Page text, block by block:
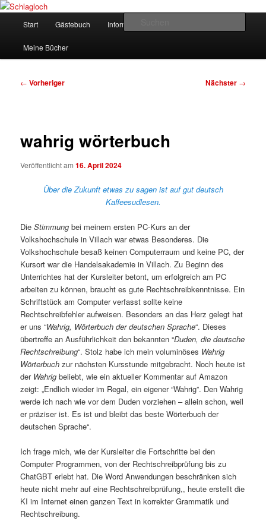
Zum
springenSchlagloch
supersberger taggedanken
Start Gästebuch Informationen
Meine Bücher
Beitragsnavigation
← Vorheriger Nächster →
wahrig wörterbuch
Veröffentlicht am16. April 2024
Über die Zukunft etwas zu sagen ist auf gut deutsch
Kaffeesudlesen.
DieStimmung bei meinem ersten PC-Kurs an der
Volkshochschule in Villach war etwas Besonderes. Die
Volkshochschule besaß keinen Computerraum und keine PC, der
Kursort war die Handelsakademie in Villach. Zu Beginn des
Unterrichtes hat der Kursleiter betont, um erfolgreich am PC
arbeiten zu können, braucht es gute Rechtschreibkenntnisse. Ein
Schriftstück am Computer verfasst sollte keine
Rechtschreibfehler aufweisen. Besonders an das Herz gelegt hat
er uns “Wahrig, Wörterbuch der deutschen Sprache“. Dieses
übertreffe an Ausführlichkeit den bekannten “Duden, die deutsche
Rechtschreibung“. Stolz habe ich mein voluminöses Wahrig
Wörterbuch zur nächsten Kursstunde mitgebracht. Noch heute ist
der Wahrig beliebt, wie ein aktueller Kommentar auf Amazon
zeigt: „Endlich wieder im Regal, ein eigener “Wahrig”. Den Wahrig
werde ich nach wie vor dem Duden vorziehen – allein schon, weil
er präziser ist. Es ist und bleibt das beste Wörterbuch der
deutschen Sprache“.
Ich frage mich, wie der Kursleiter die Fortschritte bei den
Computer Programmen, von der Rechtschreibprüfung bis zu
ChatGBT erlebt hat. Die Word Anwendungen beschränken sich
heute nicht mehr auf eine Rechtschreibprüfung,, heute erstellt die
KI im Internet einen ganzen Text in korrekter Grammatik und
Rechtschreibung.